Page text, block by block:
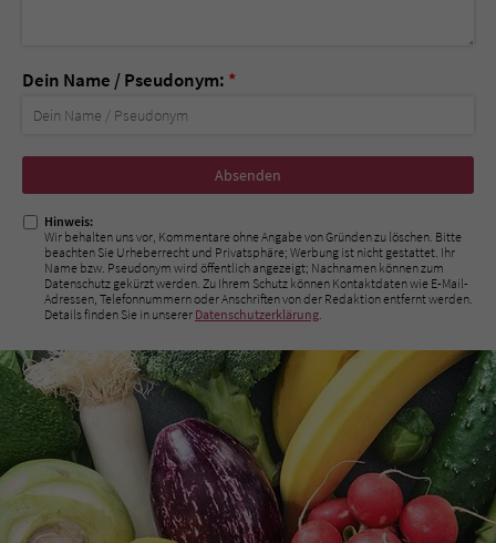
Dein Name / Pseudonym: *
Nicht
ausfüllen!
Hinweis:
Wir behalten uns vor, Kommentare ohne Angabe von Gründen zu löschen. Bitte
beachten Sie Urheberrecht und Privatsphäre; Werbung ist nicht gestattet. Ihr
Name bzw. Pseudonym wird öffentlich angezeigt; Nachnamen können zum
Datenschutz gekürzt werden. Zu Ihrem Schutz können Kontaktdaten wie E-Mail-
Adressen, Telefonnummern oder Anschriften von der Redaktion entfernt werden.
Details finden Sie in unserer Datenschutzerklärung.